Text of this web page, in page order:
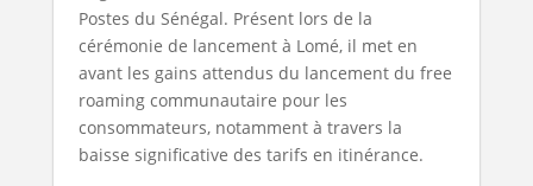
Postes du Sénégal. Présent lors de la
cérémonie de lancement à Lomé, il met en
avant les gains attendus du lancement du free
roaming communautaire pour les
consommateurs, notamment à travers la
baisse significative des tarifs en itinérance.